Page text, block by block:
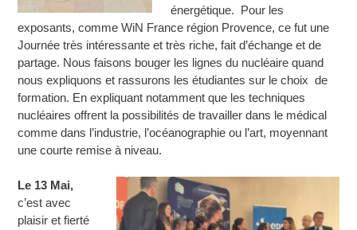
énergétique. Pour les
exposants, comme WiN France région Provence, ce fut une
Journée très intéressante et très riche, fait d’échange et de
partage. Nous faisons bouger les lignes du nucléaire quand
nous expliquons et rassurons les étudiantes sur le choix de
formation. En expliquant notamment que les techniques
nucléaires offrent la possibilités de travailler dans le médical
comme dans l’industrie, l’océanographie ou l’art, moyennant
une courte remise à niveau.
Le 13 Mai,
c’est avec
plaisir et fierté